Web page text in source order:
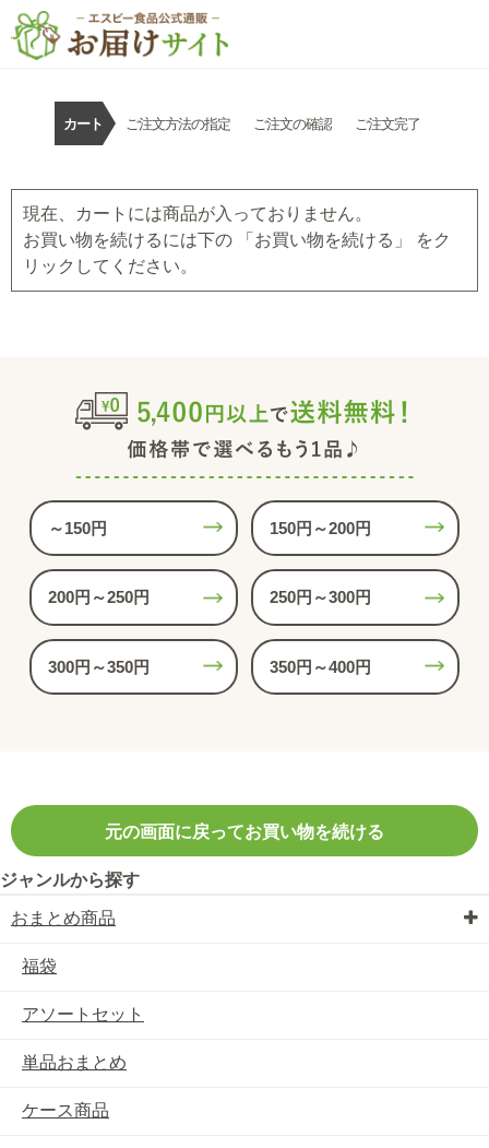
カート ご注文方法の指定 ご注文の確認 ご注文完了
現在、カートには商品が入っておりません。
お買い物を続けるには下の 「お買い物を続ける」 をク
リックしてください。
～150円 150円～200円
200円～250円 250円～300円
300円～350円 350円～400円
元の画面に戻ってお買い物を続ける
ジャンルから探す
おまとめ商品
福袋
アソートセット
単品おまとめ
ケース商品